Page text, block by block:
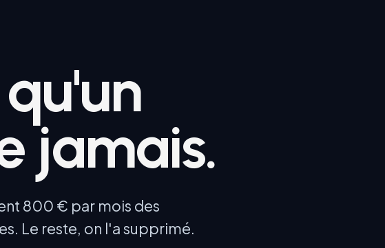
jamais.
800 € par mois des
Le reste, on l'a supprimé.